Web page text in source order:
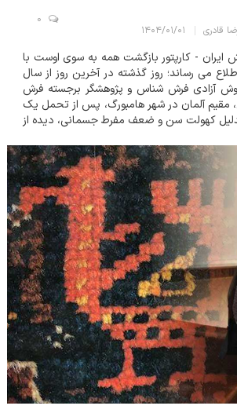
قادری ۱۴۰۴/۰۱/۰۱
0
ایران - کارپتور بازگشت همه به سوی اوست با
می رساند؛ روز گذشته در آخرین روز از سال
سیاوش آزادی فرش شناس و پژوهشگر برجسته فرش
مقیم آلمان در شهر هامبورگ، پس از تحمل یک
بدلیل کهولت سن و ضعف مفرط جسمانی، دیده از